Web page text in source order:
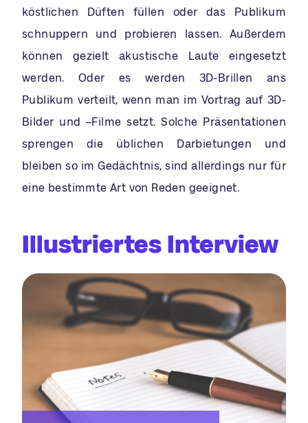
köstlichen Düften füllen oder das Publikum
schnuppern und probieren lassen. Außerdem
können gezielt akustische Laute eingesetzt
werden. Oder es werden 3D-Brillen ans
Publikum verteilt, wenn man im Vortrag auf 3D-
Bilder und –Filme setzt. Solche Präsentationen
sprengen die üblichen Darbietungen und
bleiben so im Gedächtnis, sind allerdings nur für
eine bestimmte Art von Reden geeignet.
Illustriertes Interview